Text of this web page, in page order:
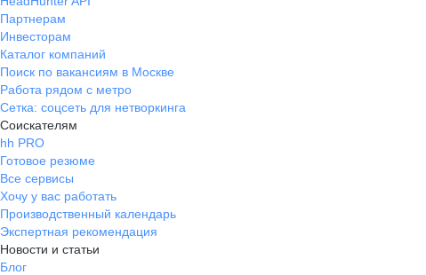
Партнерам
Инвесторам
Каталог компаний
Поиск по вакансиям в Москве
Работа рядом с метро
Сетка: соцсеть для нетворкинга
Соискателям
hh PRO
Готовое резюме
Все сервисы
Хочу у вас работать
Производственный календарь
Экспертная рекомендация
Новости и статьи
Блог